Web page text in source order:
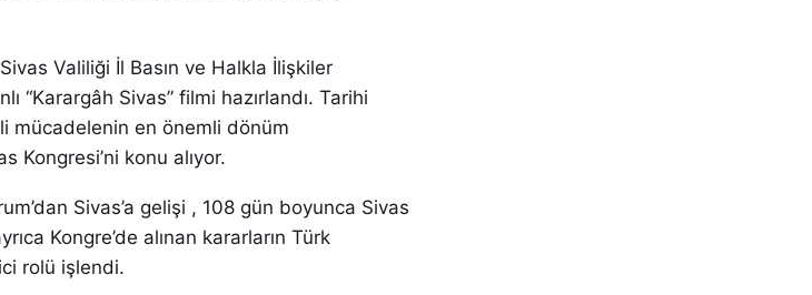
Valiliği İl Basın ve Halkla İlişkiler
“Karargâh Sivas” filmi hazırlandı. Tarihi
mücadelenin en önemli dönüm
Kongresi’ni konu alıyor.
Sivas’a gelişi , 108 gün boyunca Sivas
Kongre’de alınan kararların Türk
rolü işlendi.